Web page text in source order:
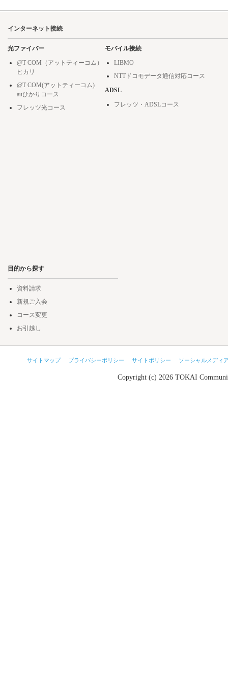
インターネット接続
光ファイバー
@T COM（アットティーコム）
ヒカリ
@T COM(アットティーコム)
auひかりコース
フレッツ光コース
モバイル接続
LIBMO
NTTドコモデータ通信対応コース
ADSL
フレッツ・ADSLコース
目的から探す
資料請求
新規ご入会
コース変更
お引越し
サイトマップ プライバシーポリシー サイトポリシー ソーシャルメディ
Copyright (c) 2026 TOKAI